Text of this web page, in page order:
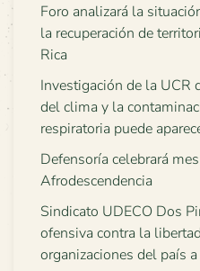
Foro analizará la
la recuperación de
Rica
Investigación de la UCR
del clima y la
respiratoria puede
Defensoría celebrará
Afrodescendencia
Sindicato UDECO Dos
ofensiva contra la
organizaciones del país